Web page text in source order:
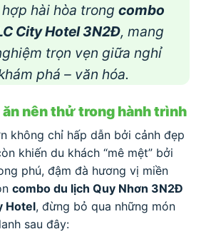
hài hòa trong combo
City Hotel 3N2Đ, mang
trọn vẹn giữa nghỉ
phá – văn hóa.
ăn nên thử trong hành trình
không chỉ hấp dẫn bởi cảnh đẹp
khiến du khách “mê mệt” bởi
phú, đậm đà hương vị miền
combo du lịch Quy Nhơn 3N2Đ
Hotel, đừng bỏ qua những món
sau đây: